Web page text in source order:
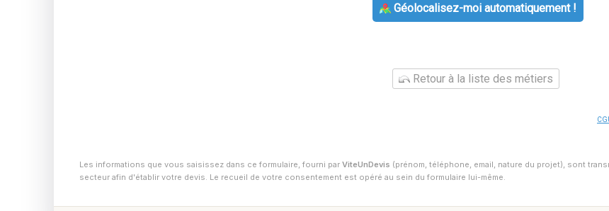
Géolocalisez-moi automatiquement !
Retour à la liste des métiers
Les informations que vous saisissez dans ce formulaire, fourni par ViteUnDevis (prénom, téléphone, email, nature du projet), sont
secteur afin d'établir votre devis. Le recueil de votre consentement est opéré au sein du formulaire lui-même.